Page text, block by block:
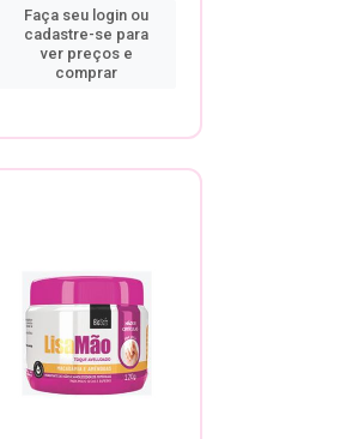
Faça seu login ou
cadastre-se para
ver preços e
comprar